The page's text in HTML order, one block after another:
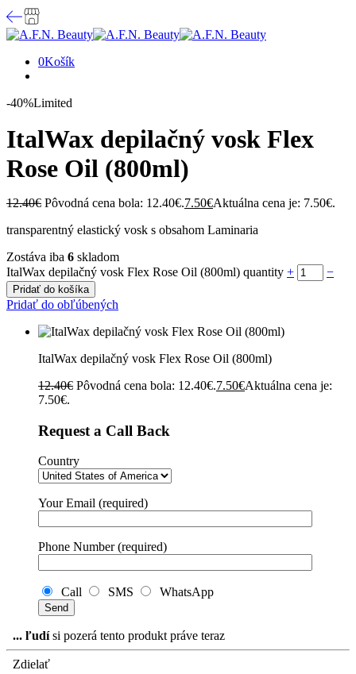
0Košík
-40%Limited
ItalWax depilačný vosk Flex
Rose Oil (800ml)
12.40€ Pôvodná cena bola: 12.40€.7.50€Aktuálna cena je: 7.50€.
transparentný elastický vosk s obsahom Laminaria
Zostáva iba 6 skladom
ItalWax depilačný vosk Flex Rose Oil (800ml) quantity + −
Pridať do košíka
Pridať do obľúbených
ItalWax depilačný vosk Flex Rose Oil (800ml)
12.40€ Pôvodná cena bola: 12.40€.7.50€Aktuálna cena je:
7.50€.
Request a Call Back
Country
Your Email (required)
Phone Number (required)
Call SMS WhatsApp
... ľudísi pozerá tento produkt práve teraz
Zdielať